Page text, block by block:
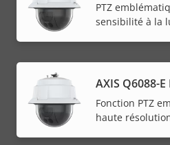
PTZ
sensibilité à la
AXIS Q6088-
Fonction PTZ
haute